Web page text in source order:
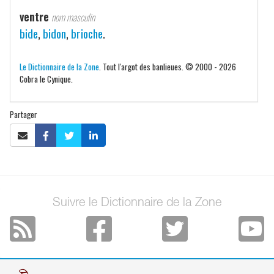
ventre nom masculin
bide, bidon, brioche.
Le Dictionnaire de la Zone . Tout l'argot des banlieues. © 2000 - 2026
Cobra le Cynique.
Partager
Suivre le Dictionnaire de la Zone